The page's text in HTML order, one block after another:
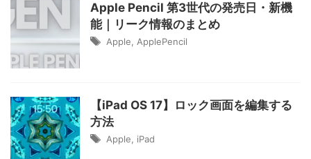
Apple Pencil 第3世代の発売日・新機
能｜リーク情報のまとめ
Apple ApplePencil
【iPad OS 17】ロック画面を編集する
方法
Apple iPad